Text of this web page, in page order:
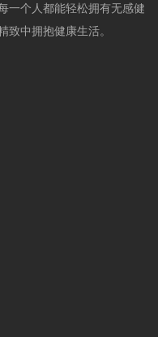
一个人都能轻松拥有无感健
致中拥抱健康生活。